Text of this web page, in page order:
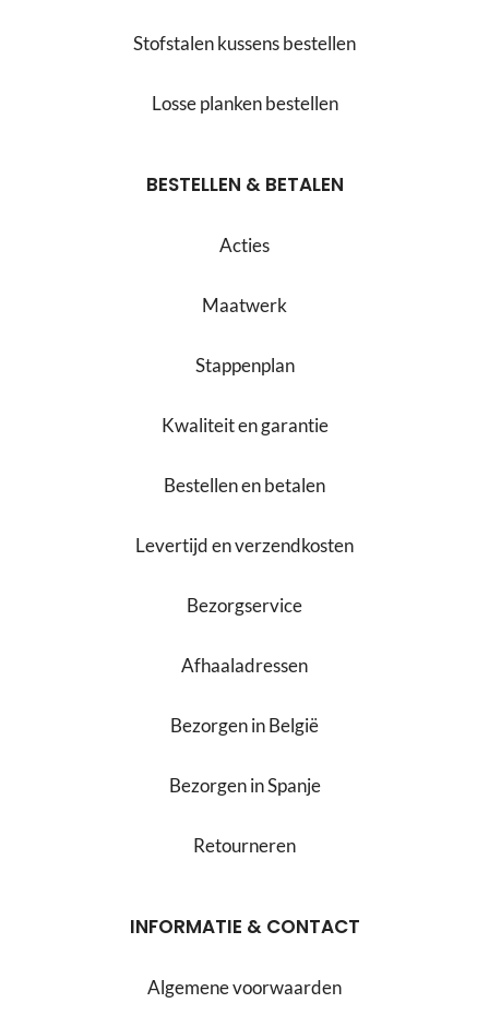
Stofstalen kussens bestellen
Losse planken bestellen
BESTELLEN & BETALEN
Acties
Maatwerk
Stappenplan
Kwaliteit en garantie
Bestellen en betalen
Levertijd en verzendkosten
Bezorgservice
Afhaaladressen
Bezorgen in België
Bezorgen in Spanje
Retourneren
INFORMATIE & CONTACT
Algemene voorwaarden